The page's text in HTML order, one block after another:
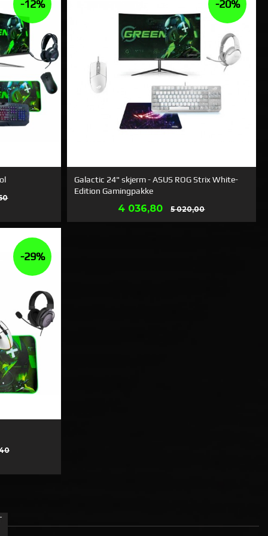
Rabatt@
-12%
Galactic 24" skjerm - ASUS ROG Strix White-
Edition Gamingpakke
Erbjudande
4 036,80 5 020,00Rabatt@
-20%
Rabatt@
-29%